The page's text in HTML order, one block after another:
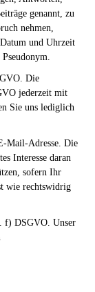
genannt, zu
nehmen,
und Uhrzeit
Die
jederzeit mit
Sie uns lediglich
Mail-Adresse. Die
Interesse daran
sofern Ihr
wie rechtswidrig
f) DSGVO. Unser